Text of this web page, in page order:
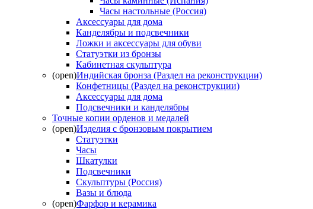
Часы настольные (Россия)
Аксессуары для дома
Канделябры и подсвечники
Ложки и аксессуары для обуви
Статуэтки из бронзы
Кабинетная скульптура
(open)Индийская бронза (Раздел на реконструкции)
Конфетницы (Раздел на реконструкции)
Аксессуары для дома
Подсвечники и канделябры
Точные копии орденов и медалей
(open)Изделия с бронзовым покрытием
Статуэтки
Часы
Шкатулки
Подсвечники
Скульптуры (Россия)
Вазы и блюда
(open)Фарфор и керамика